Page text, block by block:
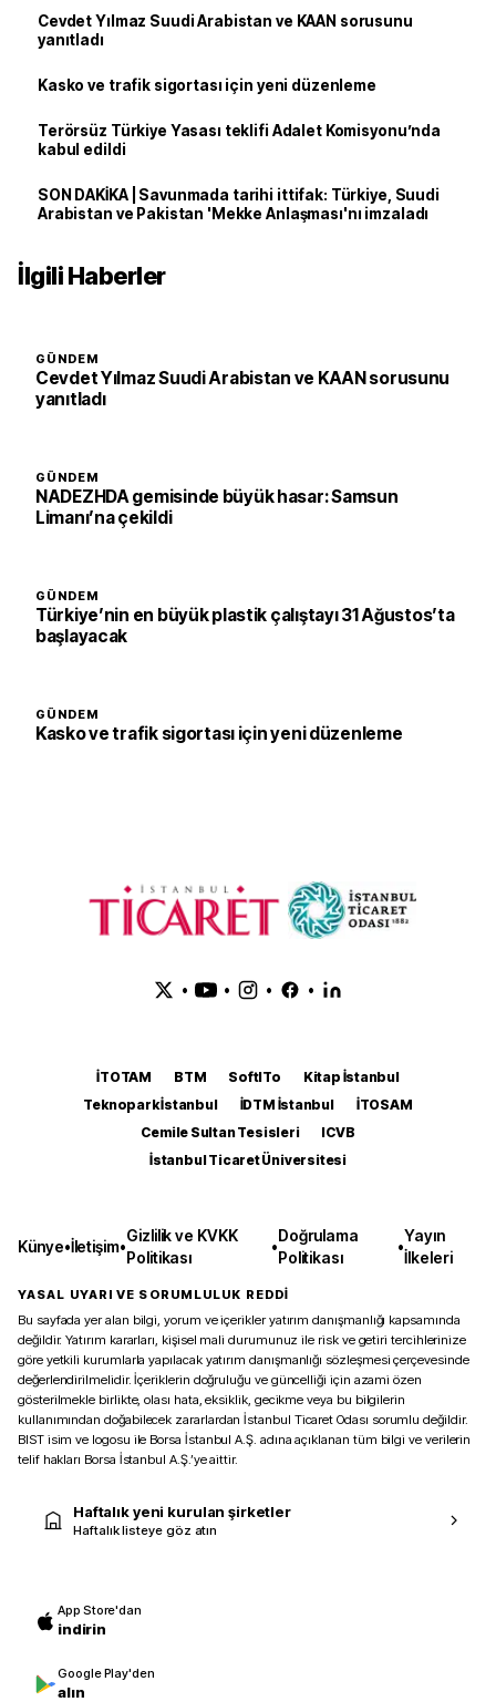
Cevdet Yılmaz Suudi Arabistan ve KAAN sorusunu
yanıtladı
Kasko ve trafik sigortası için yeni düzenleme
Terörsüz Türkiye Yasası teklifi Adalet Komisyonu’nda
kabul edildi
SON DAKİKA | Savunmada tarihi ittifak: Türkiye, Suudi
Arabistan ve Pakistan 'Mekke Anlaşması'nı imzaladı
İlgili Haberler
GÜNDEM
Cevdet Yılmaz Suudi Arabistan ve KAAN sorusunu
yanıtladı
GÜNDEM
NADEZHDA gemisinde büyük hasar: Samsun
Limanı’na çekildi
GÜNDEM
Türkiye’nin en büyük plastik çalıştayı 31 Ağustos’ta
başlayacak
GÜNDEM
Kasko ve trafik sigortası için yeni düzenleme
• • • •
İTOTAM BTM SoftITo
Kitap İstanbul
Teknopark İstanbul
İDTM İstanbul
İTOSAM
Cemile Sultan Tesisleri
ICVB
İstanbul Ticaret Üniversitesi
Künye•İletişim•
Gizlilik ve KVKK
Politikası
•
Doğrulama
Politikası
•
Yayın
İlkeleri
YASAL UYARI VE SORUMLULUK REDDİ
Bu sayfada yer alan bilgi, yorum ve içerikler yatırım danışmanlığı kapsamında
değildir. Yatırım kararları, kişisel mali durumunuz ile risk ve getiri tercihlerinize
göre yetkili kurumlarla yapılacak yatırım danışmanlığı sözleşmesi çerçevesinde
değerlendirilmelidir. İçeriklerin doğruluğu ve güncelliği için azami özen
gösterilmekle birlikte, olası hata, eksiklik, gecikme veya bu bilgilerin
kullanımından doğabilecek zararlardan İstanbul Ticaret Odası sorumlu değildir.
BIST isim ve logosu ile Borsa İstanbul A.Ş. adına açıklanan tüm bilgi ve verilerin
telif hakları Borsa İstanbul A.Ş.’ye aittir.
Haftalık yeni kurulan şirketler
Haftalık listeye göz atın
App Store'dan
indirin
Google Play'den
alın